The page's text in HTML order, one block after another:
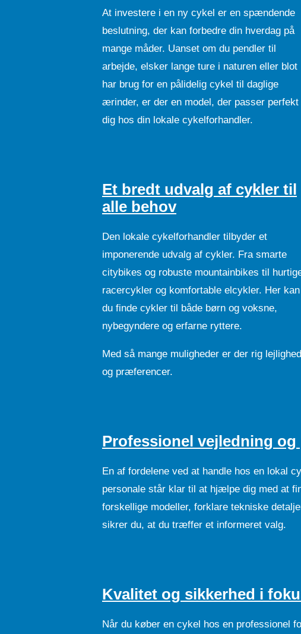
At investere i en ny cykel er en spændende
beslutning, der kan forbedre din hverdag på
mange måder. Uanset om du pendler til
arbejde, elsker lange ture i naturen eller blot
har brug for en pålidelig cykel til daglige
ærinder, er der en model, der passer perfekt
dig hos din lokale cykelforhandler.
Et bredt udvalg af cykler til
alle behov
Den lokale cykelforhandler tilbyder et
imponerende udvalg af cykler. Fra smarte
citybikes og robuste mountainbikes til
racercykler og komfortable elcykler. Her kan
du finde cykler til både børn og voksne,
nybegyndere og erfarne ryttere.
Med så mange muligheder er der rig
og præferencer.
Professionel vejledning
En af fordelene ved at handle hos en lokal
personale står klar til at hjælpe dig med at
forskellige modeller, forklare tekniske
sikrer du, at du træffer et informeret valg.
Kvalitet og sikkerhed i
Når du køber en cykel hos en professionel